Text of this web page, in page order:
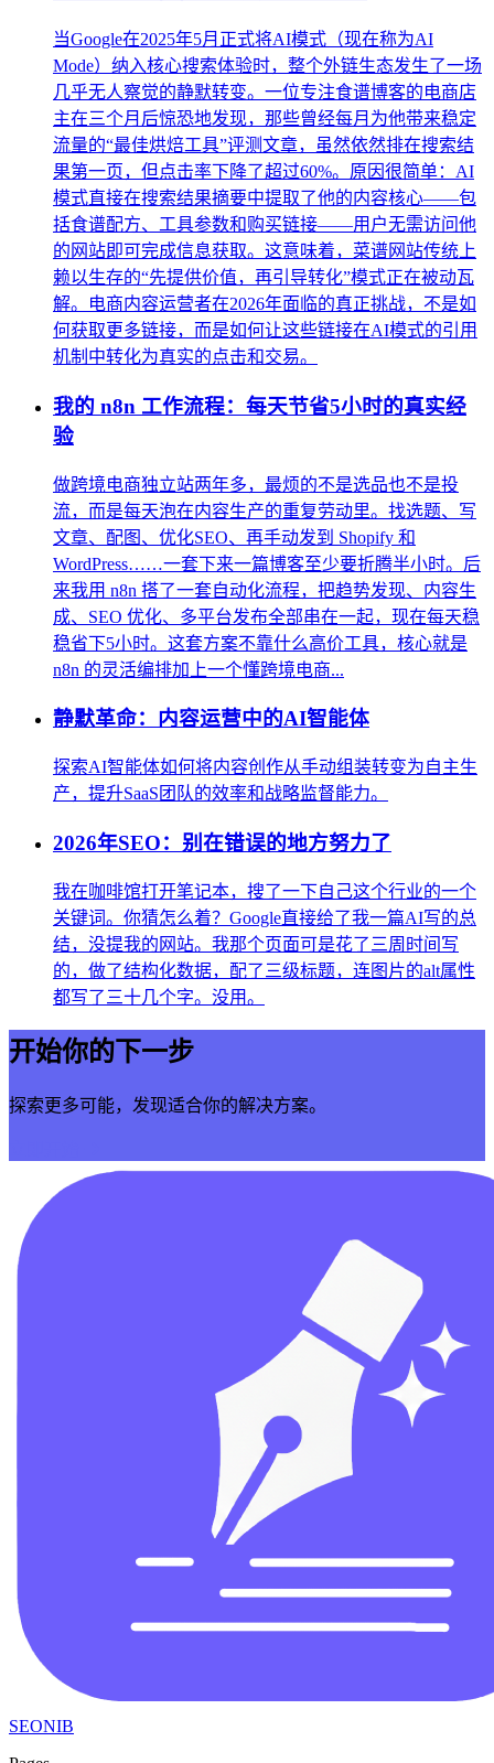
当Google在2025年5月正式将AI模式（现在称为AI
Mode）纳入核心搜索体验时，整个外链生态发生了一场
几乎无人察觉的静默转变。一位专注食谱博客的电商店
主在三个月后惊恐地发现，那些曾经每月为他带来稳定
流量的“最佳烘焙工具”评测文章，虽然依然排在搜索结
果第一页，但点击率下降了超过60%。原因很简单：AI
模式直接在搜索结果摘要中提取了他的内容核心——包
括食谱配方、工具参数和购买链接——用户无需访问他
的网站即可完成信息获取。这意味着，菜谱网站传统上
赖以生存的“先提供价值，再引导转化”模式正在被动瓦
解。电商内容运营者在2026年面临的真正挑战，不是如
何获取更多链接，而是如何让这些链接在AI模式的引用
机制中转化为真实的点击和交易。
我的 n8n 工作流程：每天节省5小时的真实经
验
做跨境电商独立站两年多，最烦的不是选品也不是投
流，而是每天泡在内容生产的重复劳动里。找选题、写
文章、配图、优化SEO、再手动发到 Shopify 和
WordPress……一套下来一篇博客至少要折腾半小时。后
来我用 n8n 搭了一套自动化流程，把趋势发现、内容生
成、SEO 优化、多平台发布全部串在一起，现在每天稳
稳省下5小时。这套方案不靠什么高价工具，核心就是
n8n 的灵活编排加上一个懂跨境电商...
静默革命：内容运营中的AI智能体
探索AI智能体如何将内容创作从手动组装转变为自主生
产，提升SaaS团队的效率和战略监督能力。
2026年SEO：别在错误的地方努力了
我在咖啡馆打开笔记本，搜了一下自己这个行业的一个
关键词。你猜怎么着？Google直接给了我一篇AI写的总
结，没提我的网站。我那个页面可是花了三周时间写
的，做了结构化数据，配了三级标题，连图片的alt属性
都写了三十几个字。没用。
开始你的下一步
探索更多可能，发现适合你的解决方案。
SEONIB